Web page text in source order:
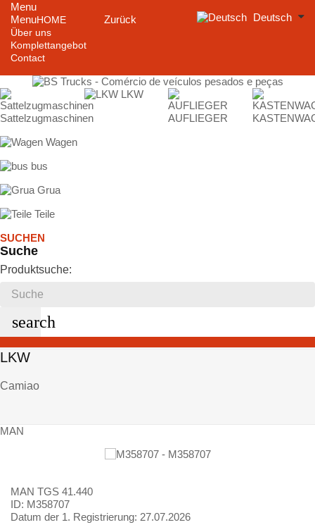
Menu
Menu
Zurück
HOME
Über uns
Komplettangebot
Contact
Deutsch
Sattelzugmaschinen
LKW
AUFLIEGER
Wagen
bus
Grua
Teile
SUCHEN
Suche
Produktsuche:
search
LKW
Camiao
MAN
MAN TGS 41.440
ID: M358707
Datum der 1. Registrierung: 27.07.2026